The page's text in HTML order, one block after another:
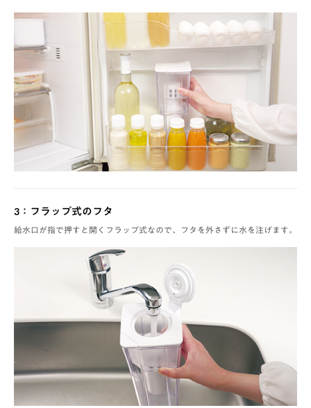
3：フラップ式のフタ
給水口が指で押すと開くフラップ式なので、フタを外さずに水を注げます。